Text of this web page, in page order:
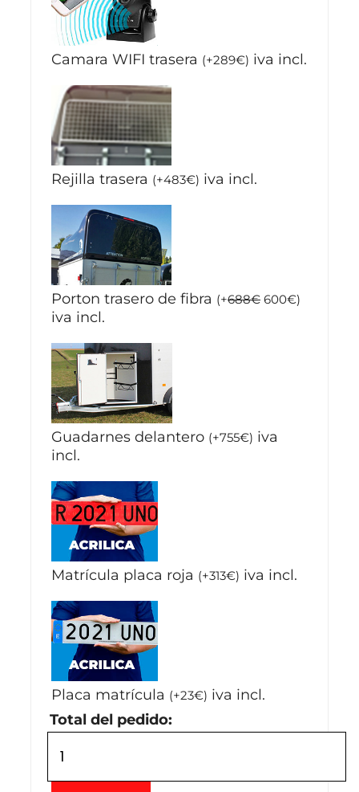
Camara WIFI trasera (+289€) iva incl.
Rejilla trasera (+483€) iva incl.
Porton trasero de fibra (+688€ 600€)
iva incl.
Guadarnes delantero (+755€) iva
incl.
Matrícula placa roja (+313€) iva incl.
Placa matrícula (+23€) iva incl.
Total del pedido: